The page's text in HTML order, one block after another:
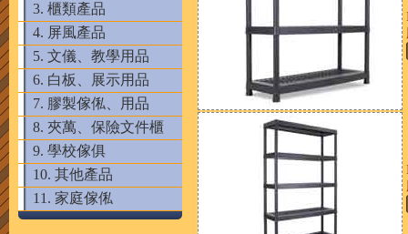
3. 櫃類產品
4. 屏風產品
5. 文儀、教學用品
6. 白板、展示用品
7. 膠製傢俬、用品
8. 夾萬、保險文件櫃
9. 學校傢俱
10. 其他產品
11. 家庭傢俬